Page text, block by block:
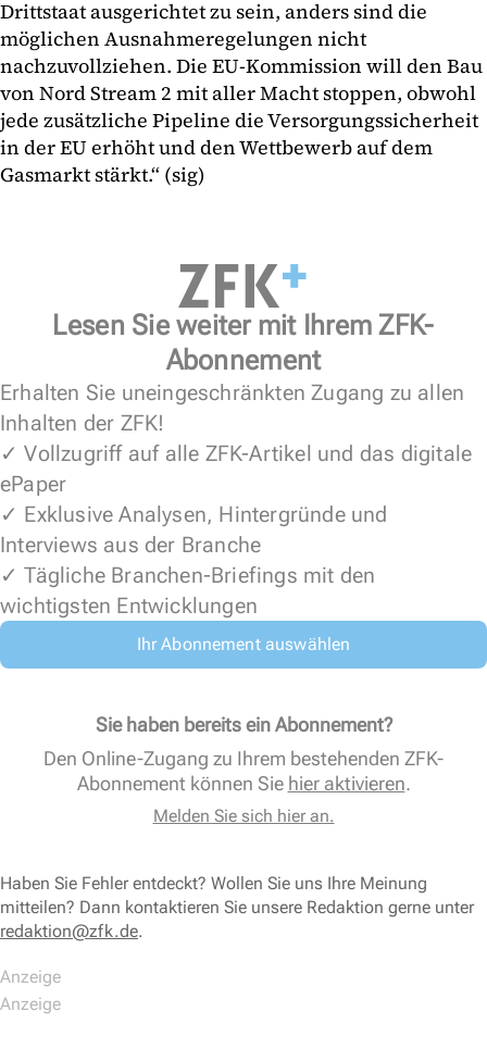
Drittstaat ausgerichtet zu sein, anders sind die
möglichen Ausnahmeregelungen nicht
nachzuvollziehen. Die EU-Kommission will den Bau
von Nord Stream 2 mit aller Macht stoppen, obwohl
jede zusätzliche Pipeline die Versorgungssicherheit
in der EU erhöht und den Wettbewerb auf dem
Gasmarkt stärkt.“ (sig)
Lesen Sie weiter mit Ihrem ZFK-
Abonnement
Erhalten Sie uneingeschränkten Zugang zu allen
Inhalten der ZFK!
✓ Vollzugriff auf alle ZFK-Artikel und das digitale
ePaper
✓ Exklusive Analysen, Hintergründe und
Interviews aus der Branche
✓ Tägliche Branchen-Briefings mit den
wichtigsten Entwicklungen
Ihr Abonnement auswählen
Sie haben bereits ein Abonnement?
Den Online-Zugang zu Ihrem bestehenden ZFK-
Abonnement können Sie hier aktivieren.
Melden Sie sich hier an.
Haben Sie Fehler entdeckt? Wollen Sie uns Ihre Meinung
mitteilen? Dann kontaktieren Sie unsere Redaktion gerne unter
redaktion@zfk.de.